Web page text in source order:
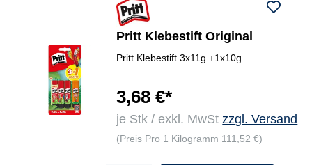
Pritt Klebestift Original
Pritt Klebestift 3x11g +1x10g
3,68 €*
je Stk / exkl. MwStzzgl. Versand
(Preis Pro 1 Kilogramm 111,52 €)